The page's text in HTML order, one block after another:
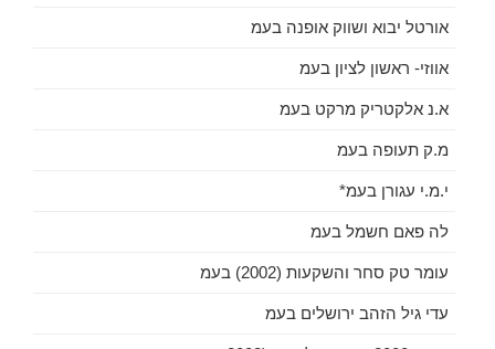
אורטל יבוא ושווק אופנה בעמ
אווזי- ראשון לציון בעמ
א.נ אלקטריק מרקט בעמ
מ.ק תעופה בעמ
י.מ.י עגורן בעמ*
לה פאם חשמל בעמ
עומר טק סחר והשקעות (2002) בעמ
עדי גיל הזהב ירושלים בעמ